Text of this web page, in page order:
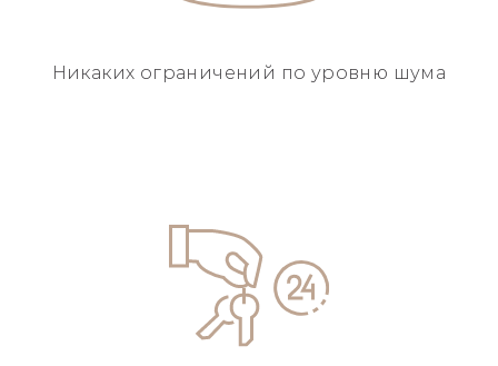
Никаких ограничений по уровню шума